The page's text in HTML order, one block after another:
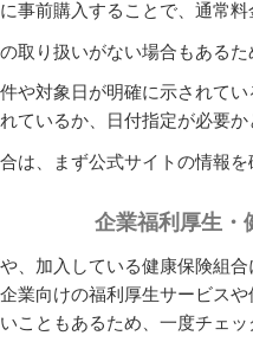
事前購入することで、通常
取り扱いがない場合もある
や対象日が明確に示されて
ているか、日付指定が必要
は、まず公式サイトの情報
企業福利厚生・
、加入している健康保険組
業向けの福利厚生サービス
こともあるため、一度チェッ